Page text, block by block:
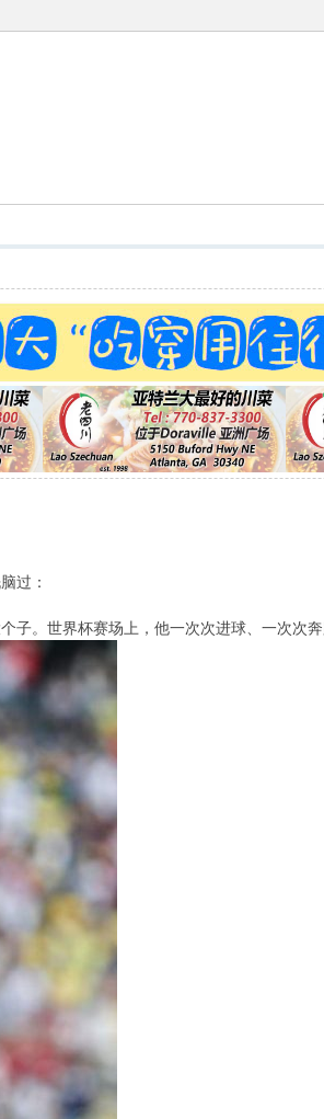
过：
。世界杯赛场上，他一次次进球、一次次